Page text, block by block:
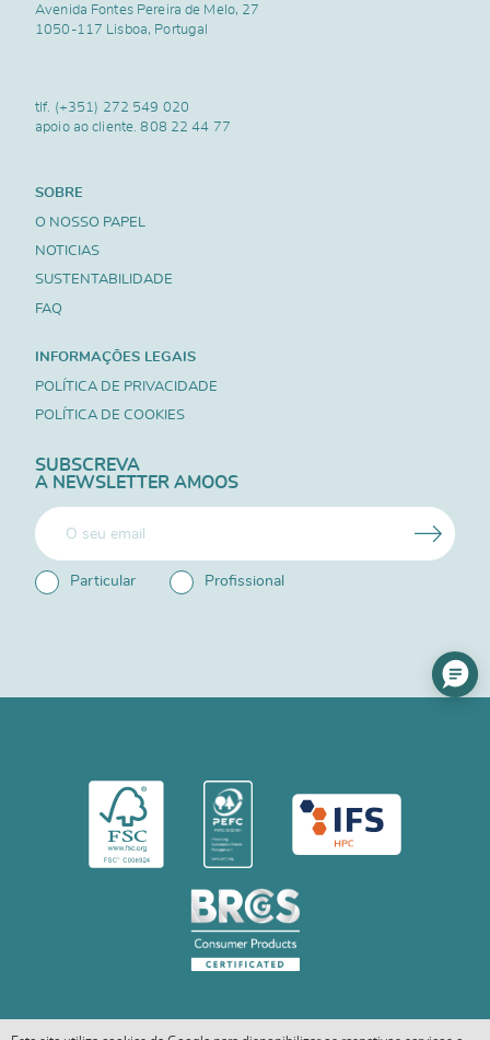
Avenida Fontes Pereira de Melo, 27
1050-117 Lisboa, Portugal
tlf. (+351) 272 549 020
apoio ao cliente.808 22 44 77
SOBRE
O NOSSO PAPEL
NOTICIAS
SUSTENTABILIDADE
FAQ
INFORMAÇÕES LEGAIS
POLÍTICA DE PRIVACIDADE
POLÍTICA DE COOKIES
SUBSCREVA
A NEWSLETTER AMOOS
Particular Profissional